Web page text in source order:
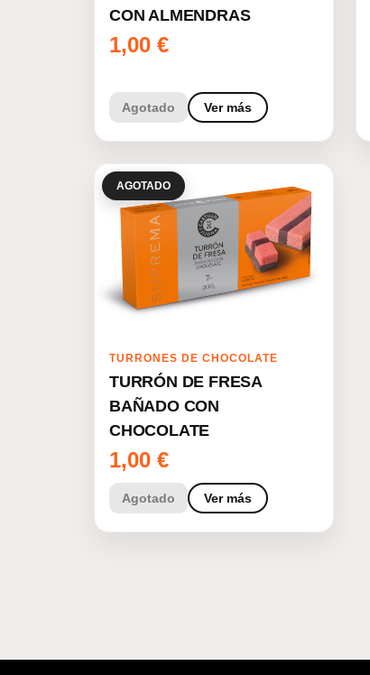
CON ALMENDRAS
1,00 €
Agotado Ver más
AGOTADO
TURRONES DE CHOCOLATE
TURRÓN DE FRESA
BAÑADO CON
CHOCOLATE
1,00 €
Agotado Ver más